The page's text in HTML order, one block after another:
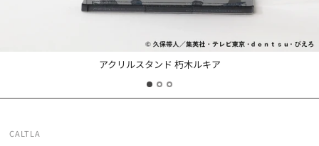
アクリルスタンド 朽木ルキア
CALTLA